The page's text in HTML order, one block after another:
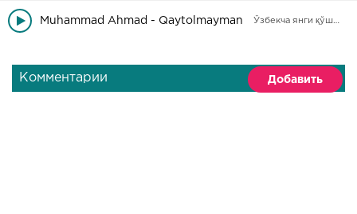
Muhammad Ahmad - Qaytolmayman Ўзбекча янги қўшиқлар
Комментарии Добавить